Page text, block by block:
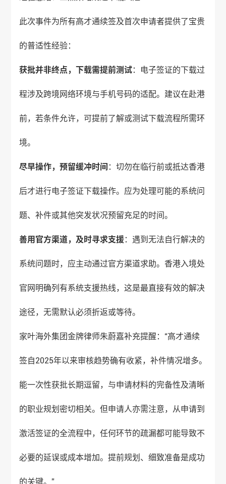
此次事件为所有高才通续签及首次申请者提供了宝贵
的普适性经验：
获批并非终点，下载需提前测试：电子签证的下载过
程涉及跨境网络环境与手机号码的适配。建议在赴港
前，若条件允许，可提前了解或测试下载流程所需环
境。
尽早操作，预留缓冲时间 ：切勿在临行前或抵达香港
后才进行电子签证下载操作。应为处理可能的系统问
题、补件或其他突发状况预留充足的时间。
善用官方渠道，及时寻求支援：遇到无法自行解决的
系统问题时，应主动通过官方渠道求助。香港入境处
官网明确列有系统支援热线，这是最直接有效的解决
途径，无需默认必须折返或等待。
家叶海外集团金牌律师朱蔚嘉补充提醒：“高才通续
签自2025年以来审核趋势确有收紧，补件情况增多。
能一次性获批长期逗留，与申请材料的完备性及清晰
的职业规划密切相关。但申请人亦需注意，从申请到
激活签证的全流程中，任何环节的疏漏都可能导致不
必要的延误或成本增加。提前规划、细致准备是成功
的关键。”